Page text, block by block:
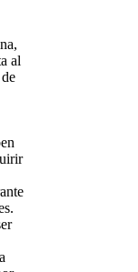
al